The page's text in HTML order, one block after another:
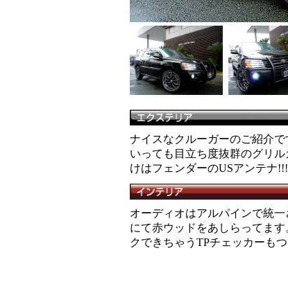
ナイスなクルーガーのご紹介
いっても目立ち度抜群のグリ
けはフェンダーのUSアンテナ
オーディオはアルパインで統
にて赤ウッドをあしらってま
クできちゃうTPチェッカーも